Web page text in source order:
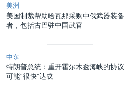
美洲
美国制裁帮助哈瓦那采购中俄武器装备
者，包括古巴驻中国武官
中东
特朗普总统：重开霍尔木兹海峡的协议
可能“很快”达成